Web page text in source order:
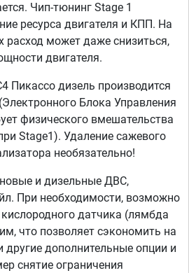
Чип-тюнинг Stage 1
ресурса двигателя и КПП. На
расход может даже снизиться,
двигателя.
Пикассо дизель производится
Блока Управления
физического вмешательства
Stage1). Удаление сажевого
необязательно!
и дизельные ДВС,
При необходимости, возможно
кислородного датчика (лямбда
что позволяет сэкономить на
другие дополнительные опции и
снятие ограничения